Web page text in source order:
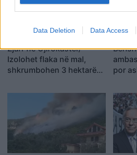
Data Deletion Data Access
Zjarr në Gjirokastër/
Izolohet flaka në mal,
shkrumbohen 3 hektarë
kufirin mes Golemit dhe
por